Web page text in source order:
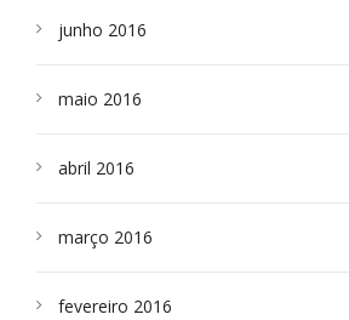
junho 2016
maio 2016
abril 2016
março 2016
fevereiro 2016